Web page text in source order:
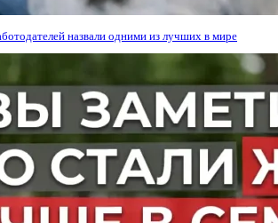
назвали одними из лучших в мире